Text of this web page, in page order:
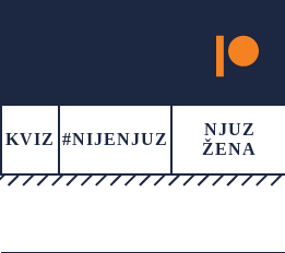
KVIZ #NIJENJUZ
NJUZ
ŽENA